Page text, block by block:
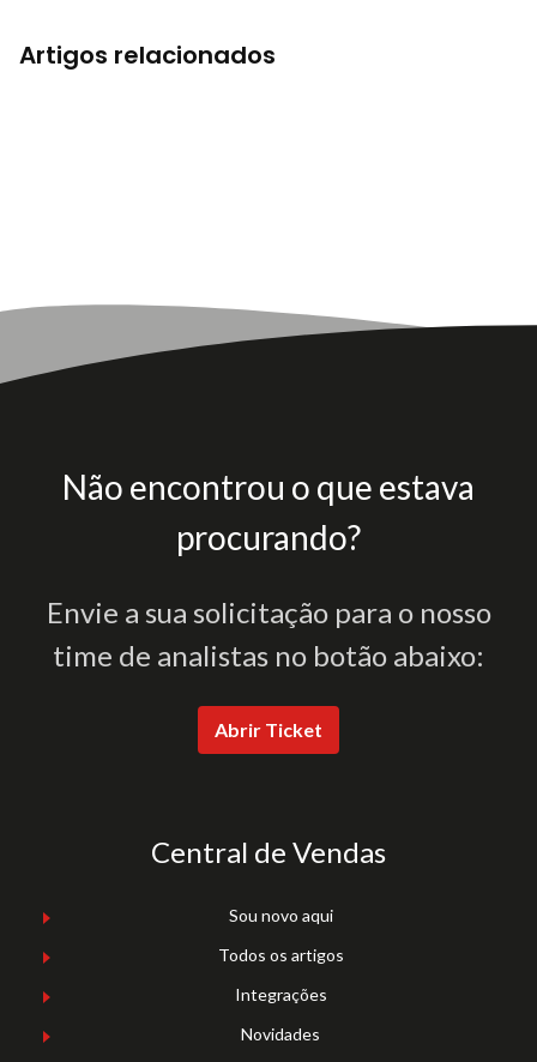
Artigos relacionados
Não encontrou o que estava
procurando?
Envie a sua solicitação para o nosso
time de analistas no botão abaixo:
Abrir Ticket
Central de Vendas
Sou novo aqui
Todos os artigos
Integrações
Novidades